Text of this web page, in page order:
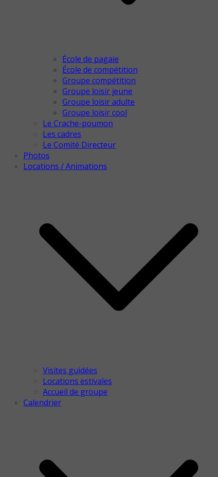
École de pagaie
École de compétition
Groupe compétition
Groupe loisir jeune
Groupe loisir adulte
Groupe loisir cool
Le Crache-poumon
Les cadres
Le Comité Directeur
Photos
Locations / Animations
Visites guidées
Locations estivales
Accueil de groupe
Calendrier